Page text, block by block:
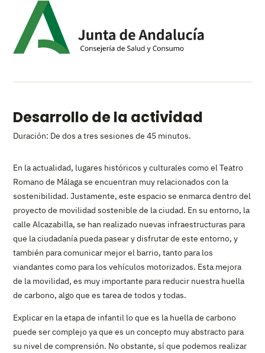
Desarrollo de la actividad
Duración: De dos a tres sesiones de 45 minutos.
En la actualidad, lugares históricos y culturales como el Teatro
Romano de Málaga se encuentran muy relacionados con la
sostenibilidad. Justamente, este espacio se enmarca dentro del
proyecto de movilidad sostenible de la ciudad. En su entorno, la
calle Alcazabilla, se han realizado nuevas infraestructuras para
que la ciudadanía pueda pasear y disfrutar de este entorno, y
también para comunicar mejor el barrio, tanto para los
viandantes como para los vehículos motorizados. Esta mejora
de la movilidad, es muy importante para reducir nuestra huella
de carbono, algo que es tarea de todos y todas.
Explicar en la etapa de infantil lo que es la huella de carbono
puede ser complejo ya que es un concepto muy abstracto para
su nivel de comprensión. No obstante, sí que podemos realizar